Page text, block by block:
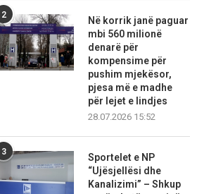
2
Në korrik janë paguar
mbi 560 milionë
denarë për
kompensime për
pushim mjekësor,
pjesa më e madhe
për lejet e lindjes
28.07.2026 15:52
3
Sportelet e NP
“Ujësjellësi dhe
Kanalizimi” – Shkup